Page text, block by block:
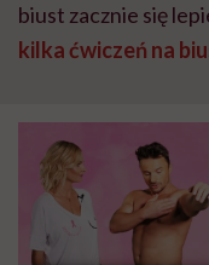
biust zacznie się
kilka ćwiczeń na